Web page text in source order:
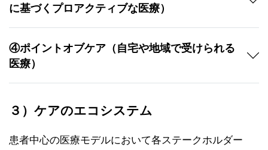
に基づくプロアクティブな医療）
④ポイントオブケア（自宅や地域で受けられる
医療）
３）ケアのエコシステム
患者中心の医療モデルにおいて各ステークホルダー